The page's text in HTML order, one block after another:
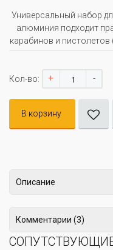
Универсальный набор
алюминия подходит
карабинов и
Кол-во: + -
В корзину
Описание
Комментарии (3)